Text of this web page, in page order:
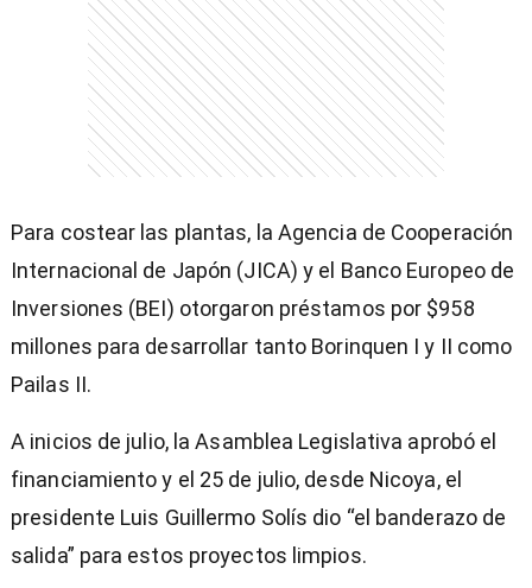
Para costear las plantas, la Agencia de Cooperación
Internacional de Japón (JICA) y el Banco Europeo de
Inversiones (BEI) otorgaron préstamos por $958
millones para desarrollar tanto Borinquen I y II como
Pailas II.
A inicios de julio, la Asamblea Legislativa aprobó el
financiamiento y el 25 de julio, desde Nicoya, el
presidente Luis Guillermo Solís dio “el banderazo de
salida” para estos proyectos limpios.